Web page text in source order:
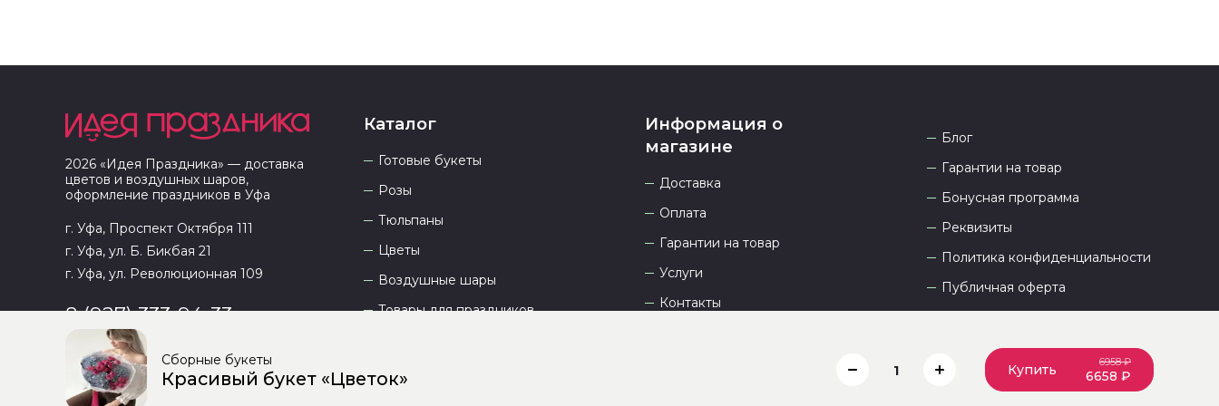
Сборные букеты
Красивый букет «Цветок» 1 Купить 6958 ₽
6658 ₽
2026 «Идея Праздника» — доставка
цветов и воздушных шаров,
оформление праздников в Уфа
г. Уфа, Проспект Октября 111
г. Уфа, ул. Б. Бикбая 21
г. Уфа, ул. Революционная 109
8 (927) 333-94-33
Каталог
Готовые букеты
Розы
Тюльпаны
Цветы
Воздушные шары
Товары для праздников
Информация о
магазине
Доставка
Оплата
Гарантии на товар
Услуги
Контакты
Блог
Гарантии на товар
Бонусная программа
Реквизиты
Политика конфиденциальности
Публичная оферта